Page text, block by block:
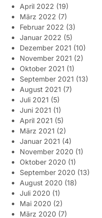
April 2022 (19)
März 2022 (7)
Februar 2022 (3)
Januar 2022 (5)
Dezember 2021 (10)
November 2021 (2)
Oktober 2021 (1)
September 2021 (13)
August 2021 (7)
Juli 2021 (5)
Juni 2021 (1)
April 2021 (5)
März 2021 (2)
Januar 2021 (4)
November 2020 (1)
Oktober 2020 (1)
September 2020 (13)
August 2020 (18)
Juli 2020 (1)
Mai 2020 (2)
März 2020 (7)